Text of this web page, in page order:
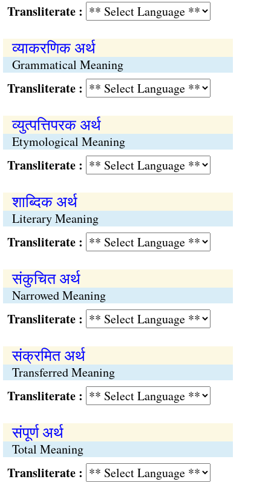
:
व्याकरणिक अर्थ
Grammatical Meaning
:
व्युत्पत्तिपरक अर्थ
Etymological Meaning
:
शाब्दिक अर्थ
Literary Meaning
:
संकुचित अर्थ
Narrowed Meaning
:
संक्रमित अर्थ
Transferred Meaning
:
संपूर्ण अर्थ
Total Meaning
: